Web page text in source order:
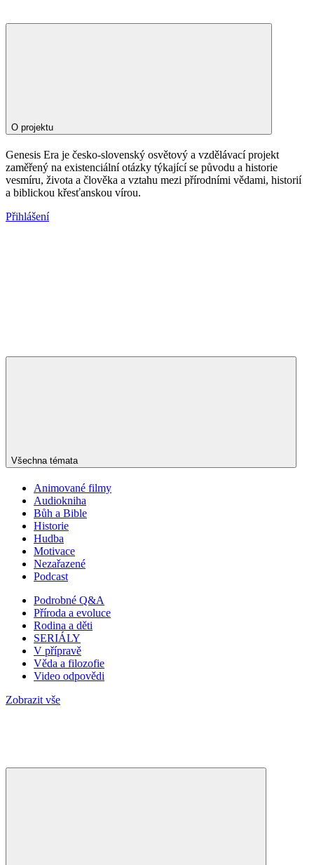
O projektu
Genesis Era je česko-slovenský osvětový a vzdělávací projekt
zaměřený na existenciální otázky týkající se původu a historie
vesmíru, života a člověka a vztahu mezi přírodními vědami, historií
a biblickou křesťanskou vírou.
Přihlášení
Všechna témata
Animované filmy
Audiokniha
Bůh a Bible
Historie
Hudba
Motivace
Nezařazené
Podcast
Podrobné Q&A
Příroda a evoluce
Rodina a děti
SERIÁLY
V přípravě
Věda a filozofie
Video odpovědi
Zobrazit vše